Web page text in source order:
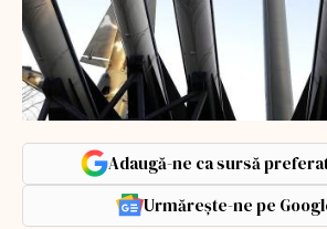
Adaugă-ne ca sursă
Urmărește-ne pe